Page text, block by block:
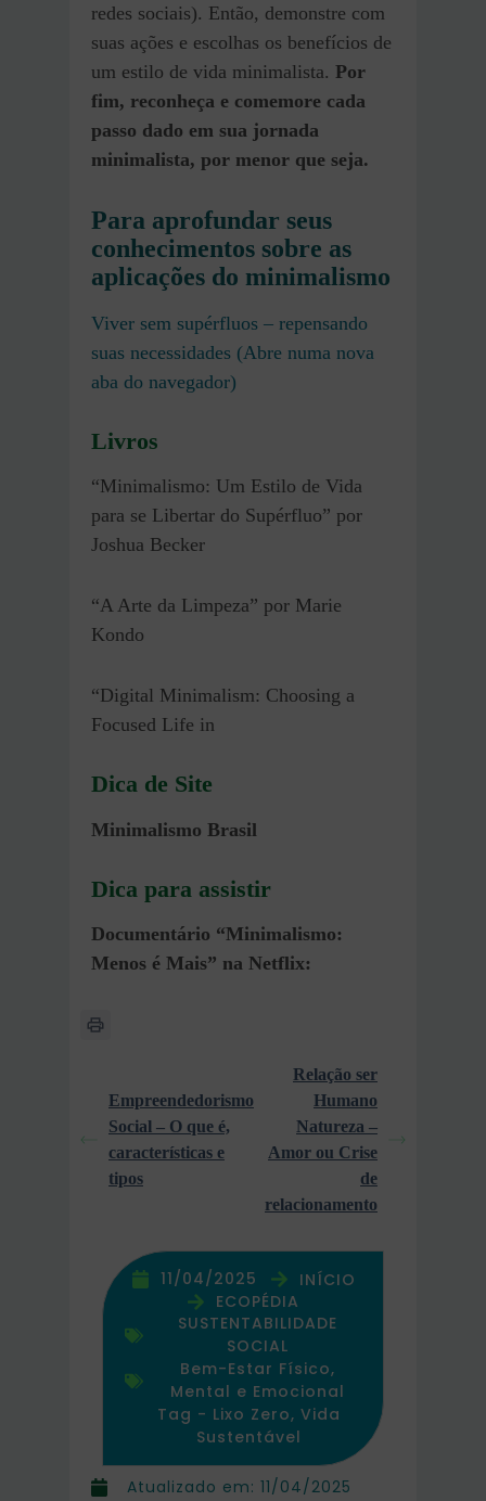
Atualizado em: 11/04/2025
redes sociais). Então, demonstre com
suas ações e escolhas os benefícios de
um estilo de vida minimalista. Por
fim, reconheça e comemore cada
passo dado em sua jornada
minimalista, por menor que seja.
Para aprofundar seus
conhecimentos sobre as
aplicações do minimalismo
Viver sem supérfluos – repensando
suas necessidades (Abre numa nova
aba do navegador)
Livros
“Minimalismo: Um Estilo de Vida
para se Libertar do Supérfluo” por
Joshua Becker
“A Arte da Limpeza” por Marie
Kondo
“Digital Minimalism: Choosing a
Focused Life in
Dica de Site
Minimalismo Brasil
Dica para assistir
Documentário “Minimalismo:
Menos é Mais” na Netflix:
Empreendedorismo
Social – O que é,
características e
tipos
Relação ser
Humano
Natureza –
Amor ou Crise
de
relacionamento
11/04/2025
INÍCIO
ECOPÉDIA
SUSTENTABILIDADE
SOCIAL
Bem-Estar Físico,
Mental e Emocional
Tag - Lixo Zero, Vida
Sustentável